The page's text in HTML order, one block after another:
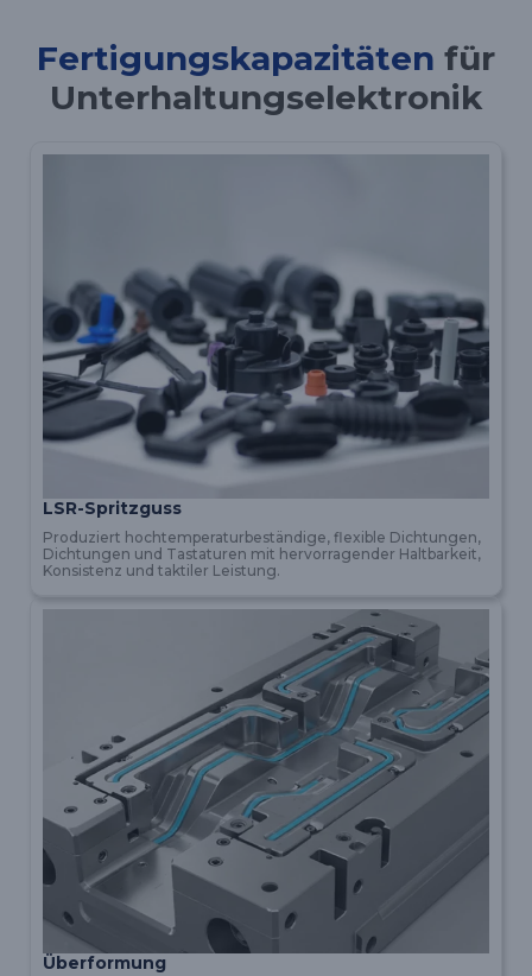
Fertigungskapazitäten für
Unterhaltungselektronik
LSR-Spritzguss
Produziert hochtemperaturbeständige, flexible Dichtungen,
Dichtungen und Tastaturen mit hervorragender Haltbarkeit,
Konsistenz und taktiler Leistung.
Überformung